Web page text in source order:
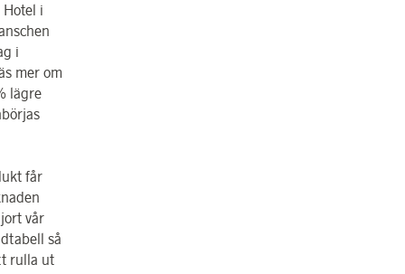
i
i
mer om
lägre
får
vår
så
rulla ut